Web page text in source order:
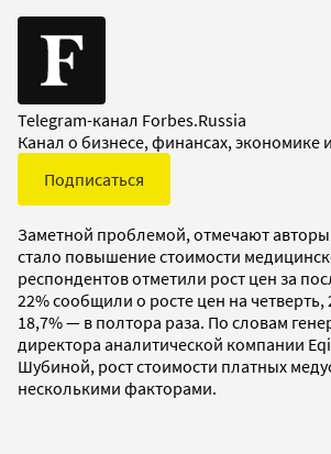
Telegram-канал Forbes.Russia
Канал о бизнесе, финансах, экономике
Подписаться
Заметной проблемой, отмечают
стало повышение стоимости
респондентов отметили рост цен за
22% сообщили о росте цен на четверть,
18,7% — в полтора раза. По словам
директора аналитической компании
Шубиной, рост стоимости платных
несколькими факторами.